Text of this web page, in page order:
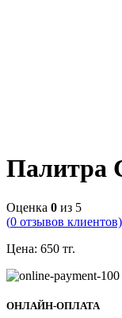
Палитра
Оценка 0 из 5
(0 отзывов клиентов)
Цена: 650 тг.
ОНЛАЙН-ОПЛАТА